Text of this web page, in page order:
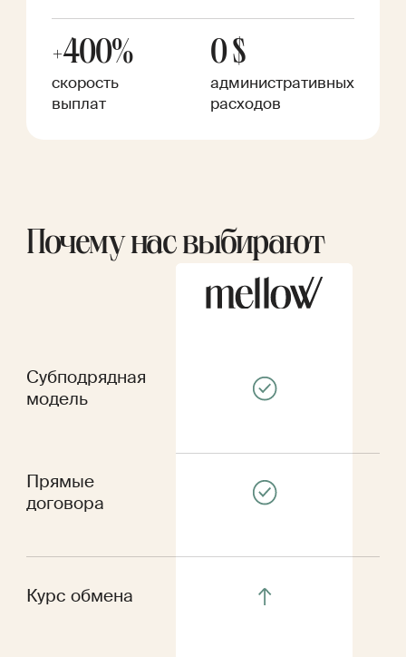
+400%
скорость
выплат
0 $
административных
расходов
Почему нас выбирают
Субподрядная
модель
Прямые
договора
Курс обмена